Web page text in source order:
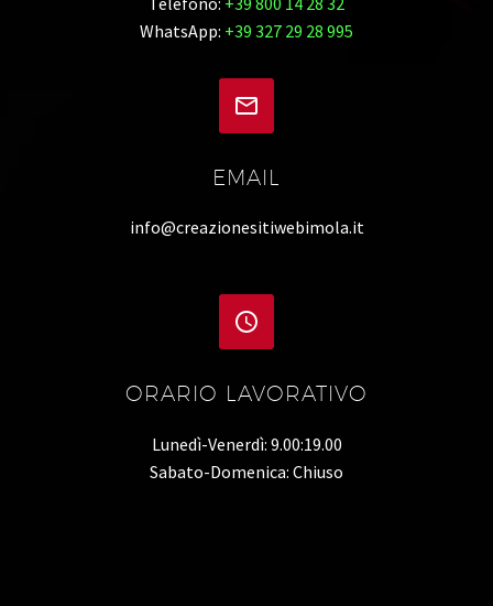
WhatsApp: +39 327 29 28 995


EMAIL
info@creazionesitiwebimola.it


ORARIO LAVORATIVO
Lunedì-Venerdì: 9.00:19.00
Sabato-Domenica: Chiuso